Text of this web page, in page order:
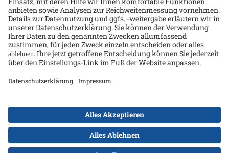
Informationen
Ansprechpartner
Kontakt
Alle Preise exkl. gesetzl. Mehrwertsteuer zzgl.
Versandkostenund ggf. Nachnahmegebühren, wenn